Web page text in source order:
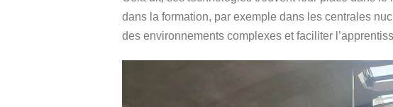
dans la formation, par exemple dans les centrales
des environnements complexes et faciliter